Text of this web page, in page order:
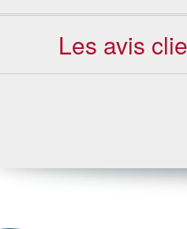
Les avis